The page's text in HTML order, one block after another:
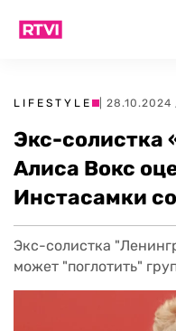
LIFESTYLE |
Экс-солистка
Алиса Вокс
Инстасамки
Экс-солистка
может "поглотить"